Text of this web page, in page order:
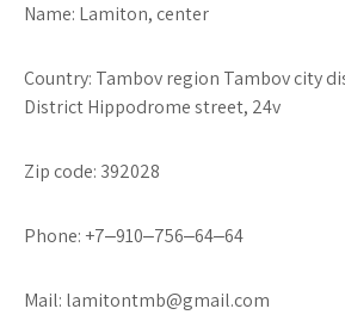
Name: Lamiton, center
Country: Tambov region Tambov city
District Hippodrome street, 24v
Zip code: 392028
Phone: +7‒910‒756‒64‒64
Mail: lamitontmb@gmail.com